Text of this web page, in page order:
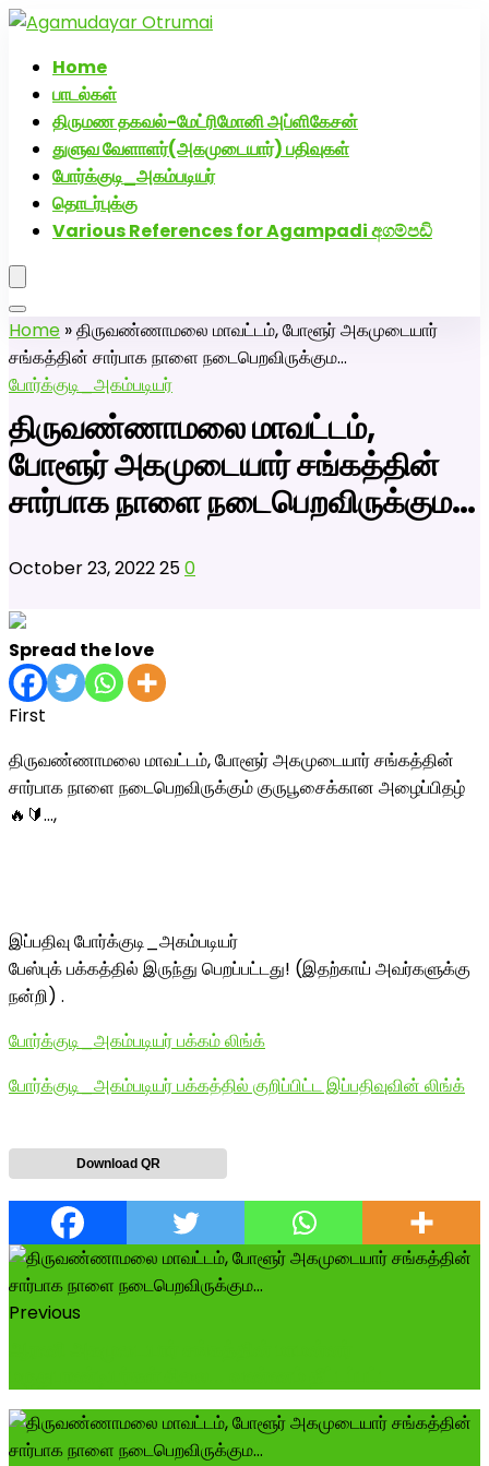
Home
பாடல்கள்
திருமண தகவல்-மேட்ரிமோனி அப்ளிகேசன்
துளுவ வேளாளர்(அகமுடையார்) பதிவுகள்
போர்க்குடி_அகம்படியர்
தொடர்புக்கு
Various References for Agampadi අගම්පඩි
Home »திருவண்ணாமலை மாவட்டம், போளூர் அகமுடையார்
சங்கத்தின் சார்பாக நாளை நடைபெறவிருக்கும…
போர்க்குடி_அகம்படியர்
திருவண்ணாமலை மாவட்டம்,
போளூர் அகமுடையார் சங்கத்தின்
சார்பாக நாளை நடைபெறவிருக்கும…
October 23, 2022250
Spread the love
First
திருவண்ணாமலை மாவட்டம், போளூர் அகமுடையார் சங்கத்தின்
சார்பாக நாளை நடைபெறவிருக்கும் குருபூசைக்கான அழைப்பிதழ்
🔥🔰…,
இப்பதிவு போர்க்குடி_அகம்படியர்
பேஸ்புக் பக்கத்தில் இருந்து பெறப்பட்டது! (இதற்காய் அவர்களுக்கு
நன்றி) .
போர்க்குடி_அகம்படியர் பக்கம் லிங்க்
போர்க்குடி_அகம்படியர் பக்கத்தில் குறிப்பிட்ட இப்பதிவுவின் லிங்க்
Download QR
Previous
அகமுடையார் திருமண வரன்களுக்கு அகமுடையார்மேட்ரி-